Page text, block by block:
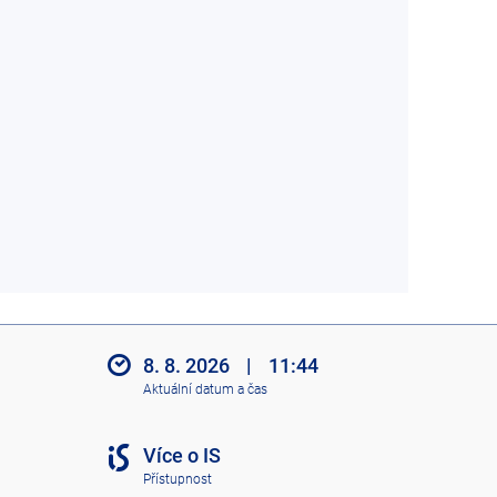
8. 8. 2026 | 11:44
Aktuální datum a čas
Více o IS
Přístupnost